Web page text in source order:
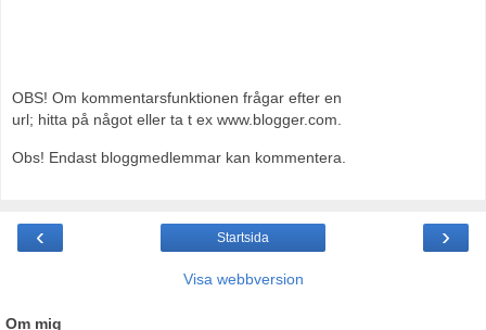
OBS! Om kommentarsfunktionen frågar efter en
url; hitta på något eller ta t ex www.blogger.com.
Obs! Endast bloggmedlemmar kan kommentera.
‹ ›
Startsida
Visa webbversion
Om mig